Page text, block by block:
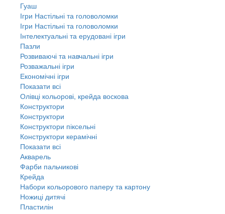
Гуаш
Ігри Настільні та головоломки
Ігри Настільні та головоломки
Інтелектуальні та ерудовані ігри
Пазли
Розвиваючі та навчальні ігри
Розважальні ігри
Економічні ігри
Показати всі
Олівці кольорові, крейда воскова
Конструктори
Конструктори
Конструктори піксельні
Конструктори керамічні
Показати всі
Акварель
Фарби пальчикові
Крейда
Набори кольорового паперу та картону
Ножиці дитячі
Пластилін